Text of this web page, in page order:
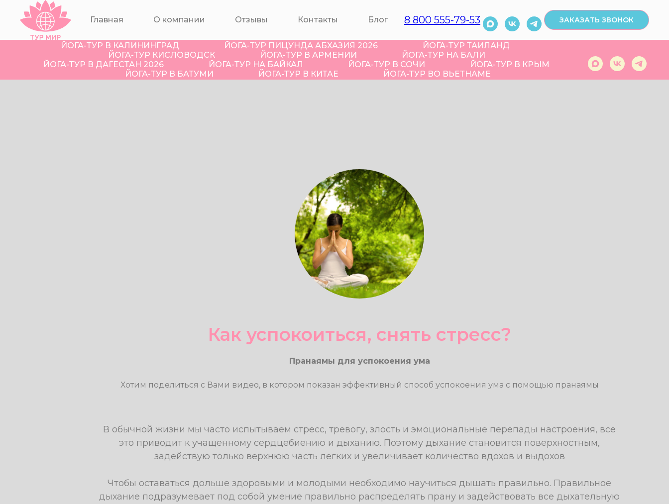
Главная О компании Отзывы Контакты Блог 8 800 555-79-53 ЗАКАЗАТЬ ЗВОНОК
ЙОГА-ТУР В КАЛИНИНГРАД ЙОГА-ТУР ПИЦУНДА АБХАЗИЯ 2026
ЙОГА-ТУР ТАИЛАНД
ЙОГА-ТУР КИСЛОВОДСК
ЙОГА-ТУР В АРМЕНИИ
ЙОГА-ТУР НА БАЛИ
ЙОГА-ТУР В ДАГЕСТАН 2026
ЙОГА-ТУР НА БАЙКАЛ ЙОГА-ТУР В СОЧИ
ЙОГА-ТУР В КРЫМ
ЙОГА-ТУР В БАТУМИ
ЙОГА-ТУР В КИТАЕ ЙОГА-ТУР ВО ВЬЕТНАМЕ
Как успокоиться, снять стресс?
Пранаямы для успокоения ума
Хотим поделиться с Вами видео, в котором показан эффективный способ успокоения ума с помощью пранаямы
В обычной жизни мы часто испытываем стресс, тревогу, злость и эмоциональные перепады настроения, все
это приводит к учащенному сердцебиению и дыханию. Поэтому дыхание становится поверхностным,
задействую только верхнюю часть легких и увеличивает количество вдохов и выдохов
Чтобы оставаться дольше здоровыми и молодыми необходимо научиться дышать правильно. Правильное
дыхание подразумевает под собой умение правильно распределять прану и задействовать все дыхательную